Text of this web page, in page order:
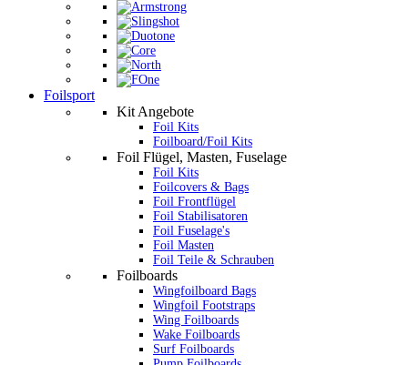
Foilsport
Kit Angebote
Foil Kits
Foilboard/Foil Kits
Foil Flügel, Masten, Fuselage
Foil Kits
Foilcovers & Bags
Foil Frontflügel
Foil Stabilisatoren
Foil Fuselage's
Foil Masten
Foil Teile & Schrauben
Foilboards
Wingfoilboard Bags
Wingfoil Footstraps
Wing Foilboards
Wake Foilboards
Surf Foilboards